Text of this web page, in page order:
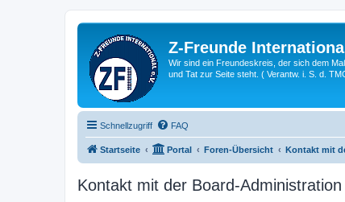
Z-Freunde
Wir sind ein Freundeskreis, der sich dem
und Tat zur Seite steht. ( Verantw. i. S. d.
Schnellzugriff FAQ
Startseite Portal Foren-Übersicht Kontakt mit
Kontakt mit der Board-